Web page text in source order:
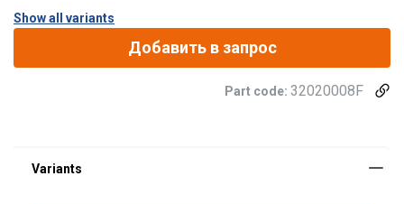
Show all variants
Добавить в запрос
Part code: 32020008F